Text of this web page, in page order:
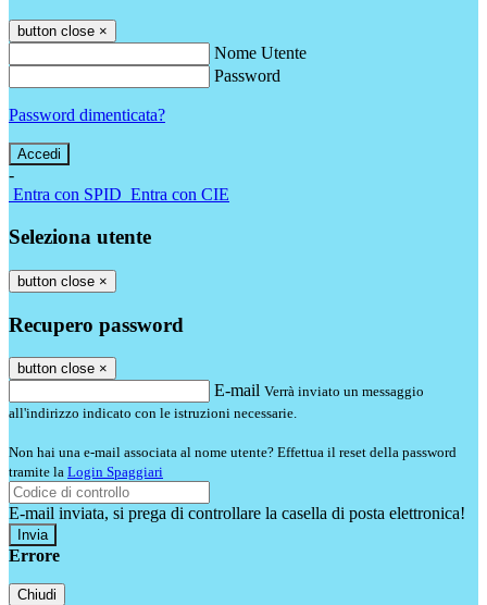
button close ×
Nome Utente
Password
Password dimenticata?
-
Entra con SPID Entra con CIE
Seleziona utente
button close ×
Recupero password
button close ×
E-mail Verrà inviato un messaggio
all'indirizzo indicato con le istruzioni necessarie.
Non hai una e-mail associata al nome utente? Effettua il reset della password
tramite la Login Spaggiari
E-mail inviata, si prega di controllare la casella di posta elettronica!
Errore
Chiudi